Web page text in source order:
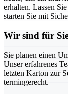
erhalten. Lassen
starten Sie mit
Wir sind für
Sie planen einen
Unser erfahrenes
letzten Karton zur
termingerecht.